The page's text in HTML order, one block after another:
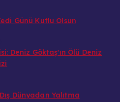
Günü Kutlu Olsun
Deniz Göktaş'ın Ölü Deniz
Dünyadan Yalıtma